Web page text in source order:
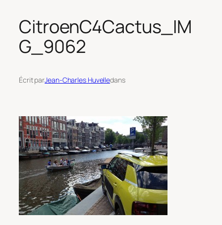
CitroenC4Cactus_IM
G_9062
Écrit parJean-Charles Huvelledans